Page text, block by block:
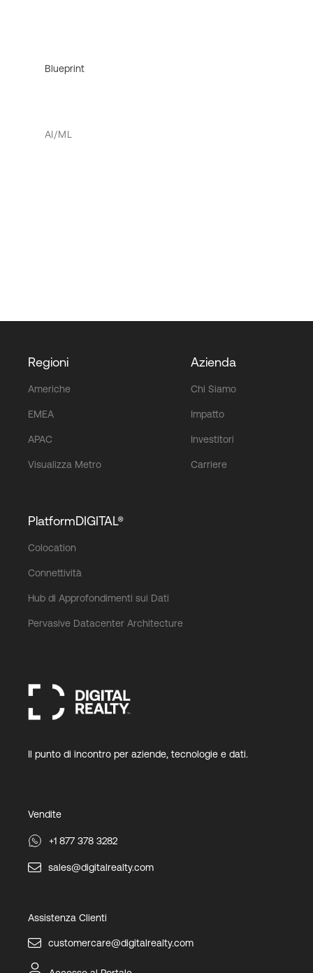
Blueprint
AI/ML
Regioni
Americhe
EMEA
APAC
Visualizza Metro
Azienda
Chi Siamo
Impatto
Investitori
Carriere
PlatformDIGITAL®
Colocation
Connettività
Hub di Approfondimenti sui Dati
Pervasive Datacenter Architecture
Il punto di incontro per aziende, tecnologie e dati.
Vendite
+1 877 378 3282
sales@digitalrealty.com
Assistenza Clienti
customercare@digitalrealty.com